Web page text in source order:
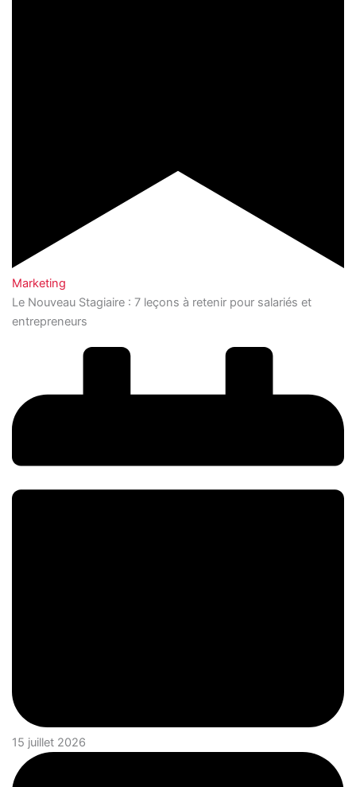
Marketing
Le Nouveau Stagiaire : 7 leçons à retenir pour salariés et
entrepreneurs
15 juillet 2026